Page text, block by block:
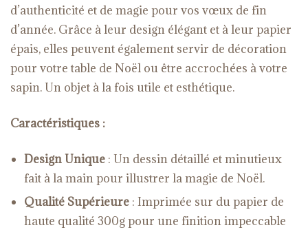
d’authenticité et de magie pour vos vœux de fin
d’année. Grâce à leur design élégant et à leur papier
épais, elles peuvent également servir de décoration
pour votre table de Noël ou être accrochées à votre
sapin. Un objet à la fois utile et esthétique.
Caractéristiques :
Design Unique : Un dessin détaillé et minutieux
fait à la main pour illustrer la magie de Noël.
Qualité Supérieure : Imprimée sur du papier de
haute qualité 300g pour une finition impeccable